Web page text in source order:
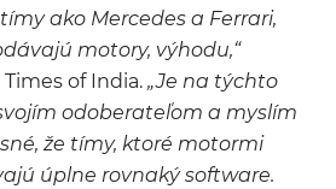
ako Mercedes a Ferrari,
motory, výhodu,“
of India. „Je na týchto
odoberateľom a myslím
že tímy, ktoré motormi
úplne rovnaký software.